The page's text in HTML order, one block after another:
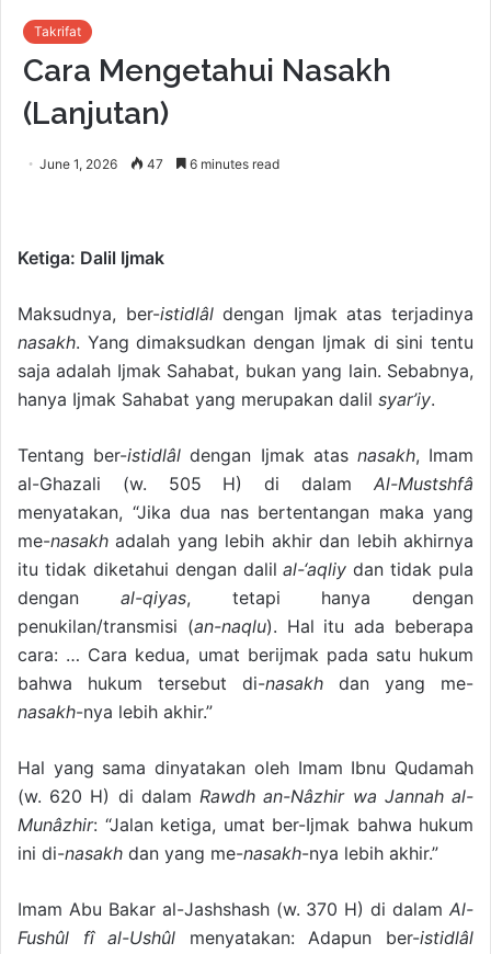
Takrifat
Cara Mengetahui Nasakh
(Lanjutan)
June 1, 2026 47 6 minutes read
Ketiga: Dalil Ijmak
Maksudnya, ber-istidlâldengan Ijmak atas terjadinya
nasakh. Yang dimaksudkan dengan Ijmak di sini tentu
saja adalah Ijmak Sahabat, bukan yang lain. Sebabnya,
hanya Ijmak Sahabat yang merupakan dalil syar’iy.
Tentang ber-istidlâl dengan Ijmak atas nasakh, Imam
al-Ghazali (w. 505 H) di dalam Al-Mustshfâ
menyatakan, “Jika dua nas bertentangan maka yang
me-nasakh adalah yang lebih akhir dan lebih akhirnya
itu tidak diketahui dengan dalilal-‘aqliy dan tidak pula
dengan al-qiyas, tetapi hanya dengan
penukilan/transmisi (an-naqlu). Hal itu ada beberapa
cara: … Cara kedua, umat berijmak pada satu hukum
bahwa hukum tersebut di-nasakh dan yang me-
nasakh-nya lebih akhir.”
Hal yang sama dinyatakan oleh Imam Ibnu Qudamah
(w. 620 H) di dalamRawdh an-­Nâzhir wa Jannah al-
Munâzhir: “Jalan ketiga, umat ber-Ijmak bahwa hukum
ini di-nasakh dan yang me-nasakh-nya lebih akhir.”
Imam Abu Bakar al-Jashshash (w. 370 H) di dalam Al-
Fushûl fî al-Ushûl menyatakan: Adapun ber-istidlâl